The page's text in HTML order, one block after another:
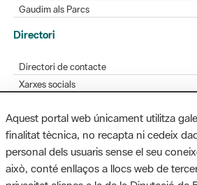
Gaudim als Parcs
Directori
Directori de contacte
Xarxes socials
Bústia de suggeriments
Opineu sobre els parcs
Aquest portal web únicament utilitza
finalitat tècnica, no recapta ni cedeix
personal dels usuaris sense el seu
això, conté enllaços a llocs web de